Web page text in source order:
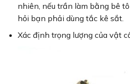
nhiên, nếu trần làm bằng bê
hỏi bạn phải dùng tắc kê sắt.
Xác định trọng lượng của vật